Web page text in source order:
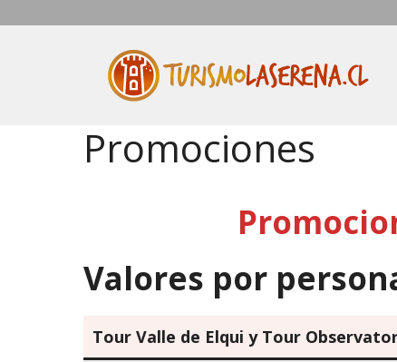
Promociones
Valores por
Tour Valle de Elqui y Tour